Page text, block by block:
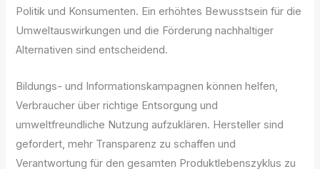
Politik und Konsumenten. Ein erhöhtes Bewusstsein für die
Umweltauswirkungen und die Förderung nachhaltiger
Alternativen sind entscheidend.
Bildungs- und Informationskampagnen können helfen,
Verbraucher über richtige Entsorgung und
umweltfreundliche Nutzung aufzuklären. Hersteller sind
gefordert, mehr Transparenz zu schaffen und
Verantwortung für den gesamten Produktlebenszyklus zu